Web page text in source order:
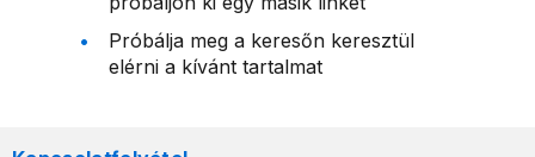
Próbálja meg a keresőn keresztül
elérni a kívánt tartalmat